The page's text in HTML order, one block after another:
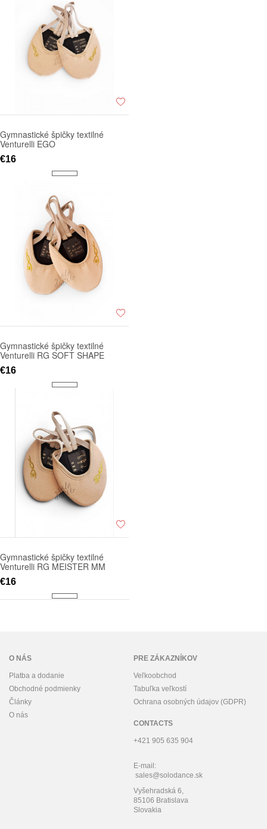
Gymnastické špičky textilné
Venturelli EGO
€16
Gymnastické špičky textilné
Venturelli RG SOFT SHAPE
€16
Gymnastické špičky textilné
Venturelli RG MEISTER MM
€16
O NÁS
Platba a dodanie
Obchodné podmienky
Články
O nás
PRE ZÁKAZNÍKOV
Veľkoobchod
Tabuľka veľkostí
Ochrana osobných údajov (GDPR)
CONTACTS
+421 905 635 904
E-mail:
sales@solodance.sk
Vyšehradská 6,
85106 Bratislava
Slovakia